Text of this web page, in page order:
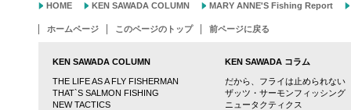
HOME KEN SAWADA COLUMN MARY ANNE'S Fishing Report
ホームページ このページのトップ 前ページに戻る
KEN SAWADA COLUMN
THE LIFE AS A FLY FISHERMAN
THAT`S SALMON FISHING
NEW TACTICS
KEN SAWADA コラム
だから、フライは止められない
ザッツ・サーモンフィッシング
ニュータクティクス